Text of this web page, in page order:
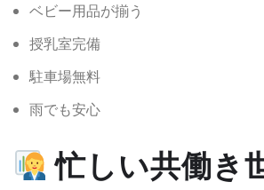
ベビー用品が揃う
授乳室完備
駐車場無料
雨でも安心
忙しい共働き